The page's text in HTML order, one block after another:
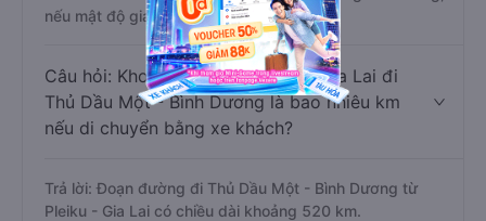
nếu mật độ giao thông thuận lợi.
Câu hỏi: Khoảng cách từ Pleiku - Gia Lai đi
Thủ Dầu Một - Bình Dương là bao nhiêu km
nếu di chuyển bằng xe khách?
Trả lời: Đoạn đường đi Thủ Dầu Một - Bình Dương từ
Pleiku - Gia Lai có chiều dài khoảng 520 km.